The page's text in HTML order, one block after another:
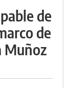
de
de
Muñoz